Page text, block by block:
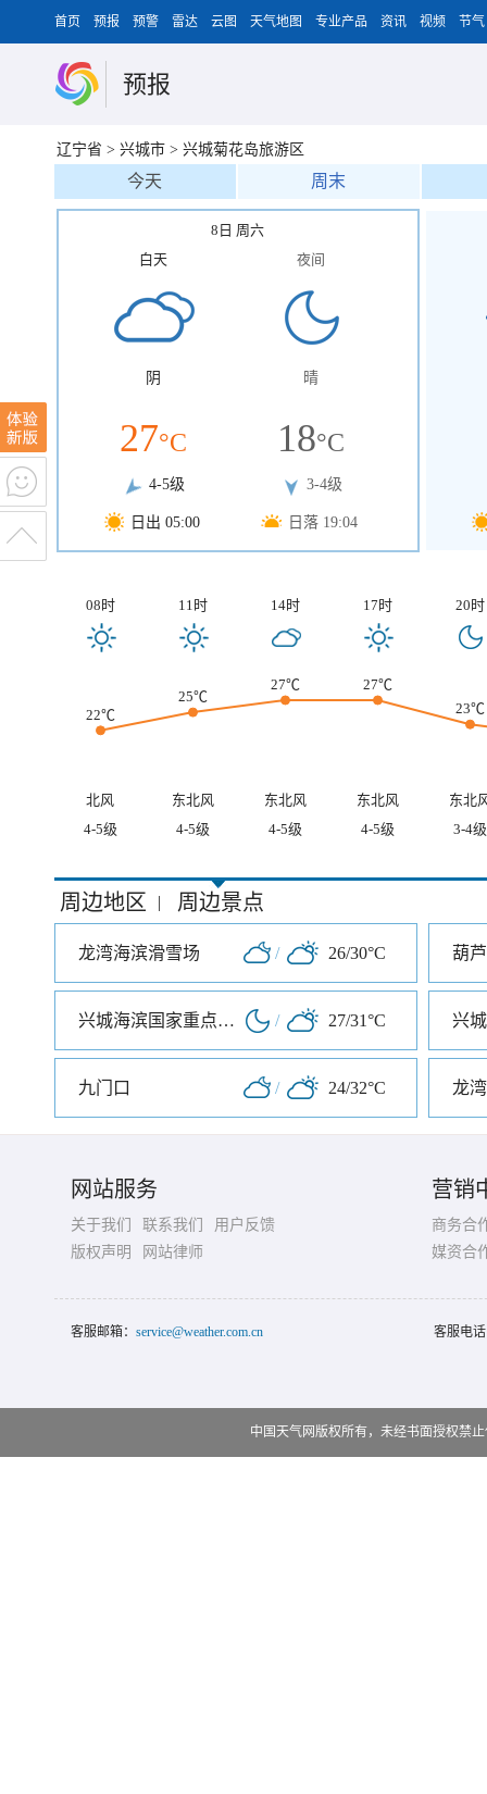
首页 预报 预警 雷达 云图 天气地图 专业产品 资讯 视频 节气
预报
辽宁省 > 兴城市 > 兴城菊花岛旅游区
今天 周末
8日 周六
白天
阴
27°C
4-5级
日出 05:00
夜间
晴
18°C
3-4级
日落 19:04
08时 11时 14时 17时 20时
22℃
25℃
27℃
27℃
23℃
北风 东北风 东北风 东北风
东北
4-5级
4-5级 4-5级 4-5级 3-4级
周边地区 | 周边景点
龙湾海滨滑雪场 / 26/30°C 葫
兴城海滨国家重点风景名胜区 / 27/31°C 兴
九门口 / 24/32°C 龙
网站服务
关于我们 联系我们
用户反馈
版权声明
网站律师
营销
商务合
媒资合
客服邮箱： service@weather.com.cn 客服电
中国天气网版权所有，未经书面授权